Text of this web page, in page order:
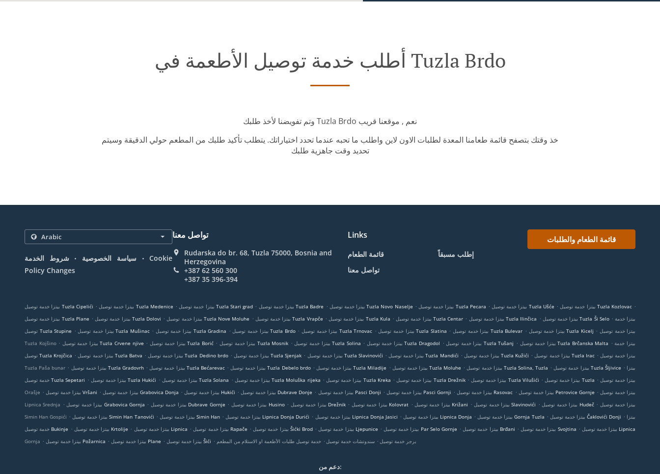
أطلب خدمة توصيل الأطعمة في Tuzla Brdo
وتم تفويضنا لأخذ طلبك Tuzla Brdo نعم , موقعنا قريب
خذ وقتك بتصفح قائمة طعامنا المعدة لطلبات الاون لاين واطلب ما تحبه عندما تحدد اختياراتك. يتطلب تأكيد طلبك من المطعم حولي الدقيقة وسيتم
تحديد وقت جاهزية طلبك
سياسة الخصوصية . شروط الخدمة .
Cookie
Policy Changes
تواصل معنا
Rudarska do br. 68, Tuzla 75000, Bosnia and
Herzegovina
+387 62 560 300
+387 35 396-394
Links
قائمة الطعام
إطلب مسبقاً
تواصل معنا
قائمة الطعام والطلبات
بيتزا خدمة توصيل Tuzla Cipelići . بيتزا خدمة توصيل Tuzla Medenice . بيتزا خدمة توصيل Tuzla Stari grad . بيتزا خدمة توصيل Tuzla Badre . بيتزا خدمة توصيل Tuzla Novo Naselje . بيتزا خدمة توصيل Tuzla Pecara . بيتزا خدمة توصيل Tuzla Ušće . بيتزا خدمة توصيل Tuzla Kozlovac .
بيتزا خدمة توصيل Tuzla Plane . بيتزا خدمة توصيل Tuzla Dolovi . بيتزا خدمة توصيل Tuzla Nove Moluhe . بيتزا خدمة توصيل Tuzla Vrapče . بيتزا خدمة توصيل Tuzla Kula . بيتزا خدمة توصيل Tuzla Centar . بيتزا خدمة توصيل Tuzla Ilinčica . بيتزا خدمة توصيل Tuzla Ši Selo . بيتزا خدمة
توصيل Tuzla Stupine . بيتزا خدمة توصيل Tuzla Mušinac . بيتزا خدمة توصيل Tuzla Gradina . بيتزا خدمة توصيل Tuzla Brdo . بيتزا خدمة توصيل Tuzla Trnovac . بيتزا خدمة توصيل Tuzla Slatina . بيتزا خدمة توصيل Tuzla Bulevar . بيتزا خدمة توصيل Tuzla Kicelj . بيتزا خدمة توصيل
Tuzla Kojšino . بيتزا خدمة توصيل Tuzla Crvene njive . بيتزا خدمة توصيل Tuzla Borić . بيتزا خدمة توصيل Tuzla Mosnik . بيتزا خدمة توصيل Tuzla Solina . بيتزا خدمة توصيل Tuzla Dragodol . بيتزا خدمة توصيل Tuzla Tušanj . بيتزا خدمة توصيل Tuzla Brčanska Malta . بيتزا خدمة
توصيل Tuzla Krojčica . بيتزا خدمة توصيل Tuzla Batva . بيتزا خدمة توصيل Tuzla Dedino brdo . بيتزا خدمة توصيل Tuzla Sjenjak . بيتزا خدمة توصيل Tuzla Slavinovići . بيتزا خدمة توصيل Tuzla Mandići . بيتزا خدمة توصيل Tuzla Kužići . بيتزا خدمة توصيل Tuzla Irac . بيتزا خدمة توصيل
Tuzla Paša bunar . بيتزا خدمة توصيل Tuzla Gradovrh . بيتزا خدمة توصيل Tuzla Bećarevac . بيتزا خدمة توصيل Tuzla Debelo brdo . بيتزا خدمة توصيل Tuzla Miladije . بيتزا خدمة توصيل Tuzla Moluhe . بيتزا خدمة توصيل Tuzla Solina, Tuzla . بيتزا خدمة توصيل Tuzla Šljivice . بيتزا
خدمة توصيل Tuzla Sepetari . بيتزا خدمة توصيل Tuzla Hukići . بيتزا خدمة توصيل Tuzla Solana . بيتزا خدمة توصيل Tuzla Moluška rijeka . بيتزا خدمة توصيل Tuzla Kreka . بيتزا خدمة توصيل Tuzla Drežnik . بيتزا خدمة توصيل Tuzla Vilušići . بيتزا خدمة توصيل Tuzla . بيتزا خدمة توصيل
Orašje . بيتزا خدمة توصيل Vršani . بيتزا خدمة توصيل Grabovica Donja . بيتزا خدمة توصيل Hukići . بيتزا خدمة توصيل Dubrave Donje . بيتزا خدمة توصيل Pasci Donji . بيتزا خدمة توصيل Pasci Gornji . بيتزا خدمة توصيل Rasovac . بيتزا خدمة توصيل Petrovice Gornje . بيتزا خدمة توصيل
Lipnica Srednja . بيتزا خدمة توصيل Grabovica Gornja . بيتزا خدمة توصيل Dubrave Gornje . بيتزا خدمة توصيل Husino . بيتزا خدمة توصيل Drežnik . بيتزا خدمة توصيل Kolovrat . بيتزا خدمة توصيل Križani . بيتزا خدمة توصيل Slavinovići . بيتزا خدمة توصيل Hudeč . بيتزا خدمة توصيل
Simin Han Gospići . بيتزا خدمة توصيل Simin Han Tanovići . بيتزا خدمة توصيل Simin Han . بيتزا خدمة توصيل Lipnica Donja Durići . بيتزا خدمة توصيل Lipnica Donja Jasici . بيتزا خدمة توصيل Lipnica Donja . بيتزا خدمة توصيل Gornja Tuzla . بيتزا خدمة توصيل Čaklovići Donji . بيتزا
خدمة توصيل Bukinje . بيتزا خدمة توصيل Krtolije . بيتزا خدمة توصيل Lipnica . بيتزا خدمة توصيل Rapače . بيتزا خدمة توصيل Šićki Brod . بيتزا خدمة توصيل Ljepunice . بيتزا خدمة توصيل Par Selo Gornje . بيتزا خدمة توصيل Brđani . بيتزا خدمة توصيل Svojtina . بيتزا خدمة توصيل Lipnica
Gornja . بيتزا خدمة توصيل Požarnica . بيتزا خدمة توصيل Plane . بيتزا خدمة توصيل Šići . برجر خدمة توصيل . سندوتشات خدمة توصيل . خدمة توصيل طلبات الأطعمة او الاستلام من المطعم
دعم من: